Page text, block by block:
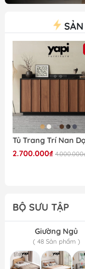
2.700.000₫
BỘ SƯU TẬP
Giường Ngủ
( 48 Sản phẩm )